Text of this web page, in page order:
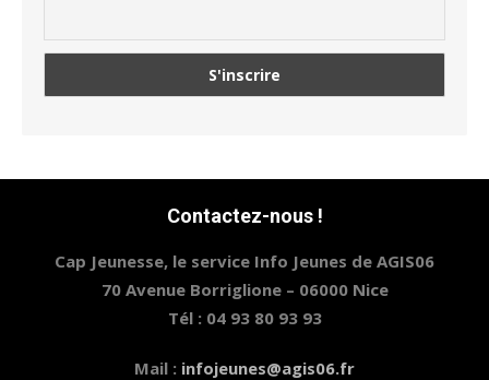
Contactez-nous !
Cap Jeunesse, le service Info Jeunes de AGIS06
70 Avenue Borriglione – 06000 Nice
Tél : 04 93 80 93 93
Mail : infojeunes@agis06.fr